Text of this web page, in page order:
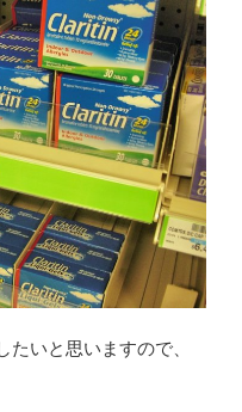
いと思いますので、